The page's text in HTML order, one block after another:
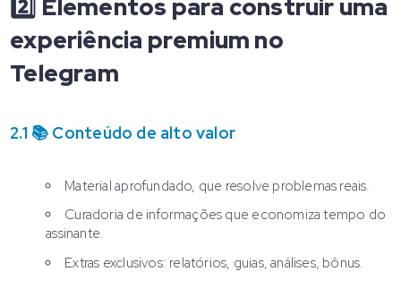
2️⃣ Elementos para construir uma
experiência premium no
Telegram
2.1 📚 Conteúdo de alto valor
Material aprofundado, que resolve problemas reais.
Curadoria de informações que economiza tempo do
assinante.
Extras exclusivos: relatórios, guias, análises, bônus.